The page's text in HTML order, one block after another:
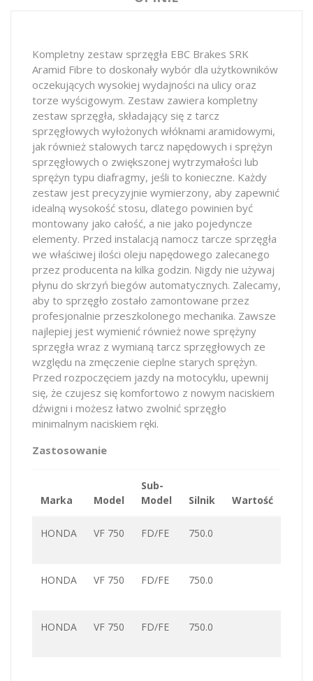
Kompletny zestaw sprzęgła EBC Brakes SRK
Aramid Fibre to doskonały wybór dla użytkowników
oczekujących wysokiej wydajności na ulicy oraz
torze wyścigowym. Zestaw zawiera kompletny
zestaw sprzęgła, składający się z tarcz
sprzęgłowych wyłożonych włóknami aramidowymi,
jak również stalowych tarcz napędowych i sprężyn
sprzęgłowych o zwiększonej wytrzymałości lub
sprężyn typu diafragmy, jeśli to konieczne. Każdy
zestaw jest precyzyjnie wymierzony, aby zapewnić
idealną wysokość stosu, dlatego powinien być
montowany jako całość, a nie jako pojedyncze
elementy. Przed instalacją namocz tarcze sprzęgła
we właściwej ilości oleju napędowego zalecanego
przez producenta na kilka godzin. Nigdy nie używaj
płynu do skrzyń biegów automatycznych. Zalecamy,
aby to sprzęgło zostało zamontowane przez
profesjonalnie przeszkolonego mechanika. Zawsze
najlepiej jest wymienić również nowe sprężyny
sprzęgła wraz z wymianą tarcz sprzęgłowych ze
względu na zmęczenie cieplne starych sprężyn.
Przed rozpoczęciem jazdy na motocyklu, upewnij
się, że czujesz się komfortowo z nowym naciskiem
dźwigni i możesz łatwo zwolnić sprzęgło
minimalnym naciskiem ręki.
Zastosowanie
Marka Model
Sub-
Model
Silnik Wartość
HONDA VF 750 FD/FE 750.0
HONDA VF 750 FD/FE 750.0
HONDA VF 750 FD/FE 750.0